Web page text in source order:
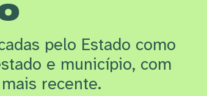
pelo Estado como
e município, com
recente.